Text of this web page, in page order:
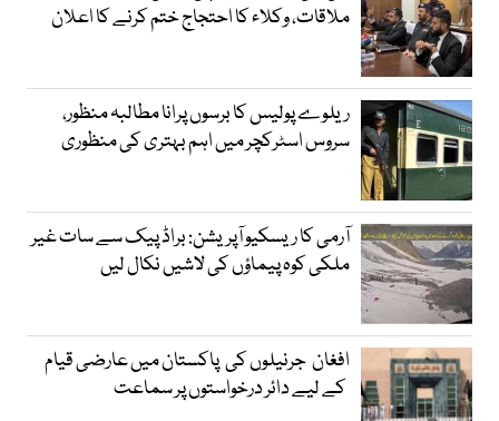
ملاقات، وکلاء کا احتجاج ختم کرنے کا اعلان
ریلوے پولیس کا برسوں پرانا مطالبہ منظور،
سروس اسٹرکچر میں اہم بہتری کی منظوری
آرمی کا ریسکیو آپریشن: براڈ پیک سے سات غیر
ملکی کوہ پیماؤں کی لاشیں نکال لیں
افغان جرنیلوں کی پاکستان میں عارضی قیام
کے لیے دائر درخواستوں پر سماعت